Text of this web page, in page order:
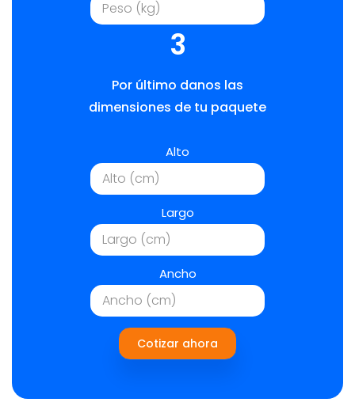
3
Por último danos las
dimensiones de tu paquete
Alto
Largo
Ancho
Cotizar ahora